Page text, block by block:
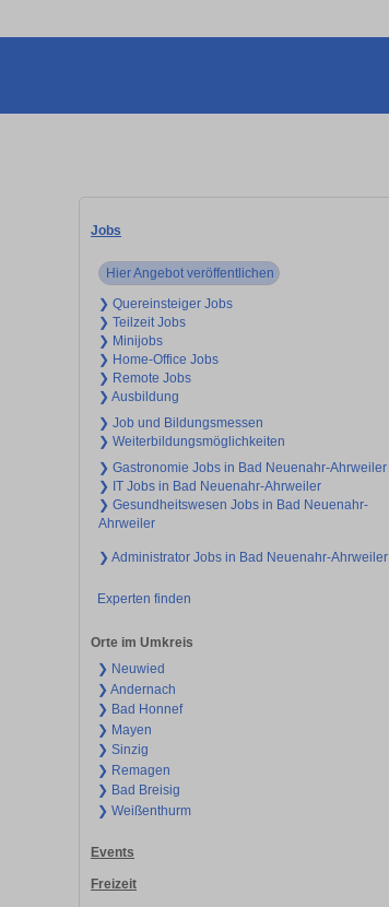
Jobs
Hier Angebot veröffentlichen
❯ Quereinsteiger Jobs
❯ Teilzeit Jobs
❯ Minijobs
❯ Home-Office Jobs
❯ Remote Jobs
❯ Ausbildung
❯ Job und Bildungsmessen
❯ Weiterbildungsmöglichkeiten
❯ Gastronomie Jobs in Bad Neuenahr-Ahrweiler
❯ IT Jobs in Bad Neuenahr-Ahrweiler
❯ Gesundheitswesen Jobs in Bad Neuenahr-
Ahrweiler
❯ Administrator Jobs in Bad Neuenahr-Ahrweiler
Experten finden
Orte im Umkreis
❯ Neuwied
❯ Andernach
❯ Bad Honnef
❯ Mayen
❯ Sinzig
❯ Remagen
❯ Bad Breisig
❯ Weißenthurm
Events
Freizeit